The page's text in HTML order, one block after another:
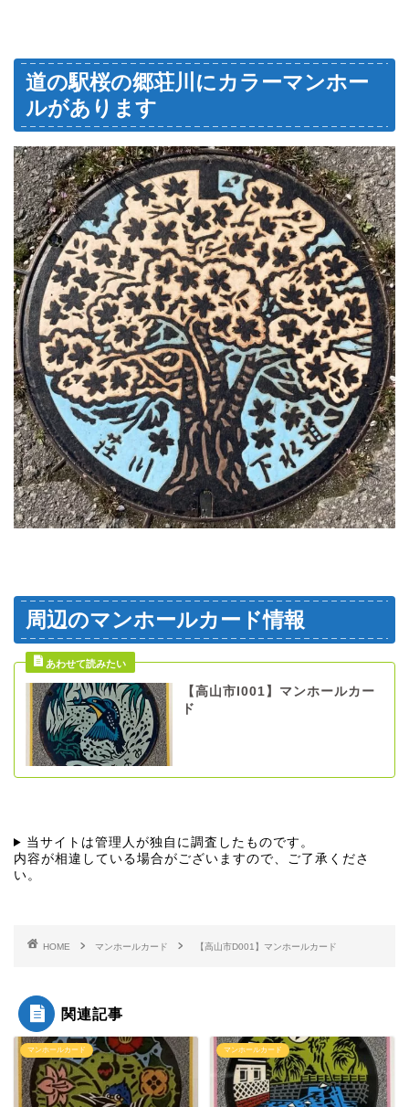
道の駅桜の郷荘川にカラーマンホー
ルがあります
周辺のマンホールカード情報
【高山市I001】マンホールカー
ド
当サイトは管理人が独自に調査したものです。
内容が相違している場合がございますので、ご了承くださ
い。
HOME マンホールカード 【高山市D001】マンホールカード
関連記事
マンホールカード マンホールカード